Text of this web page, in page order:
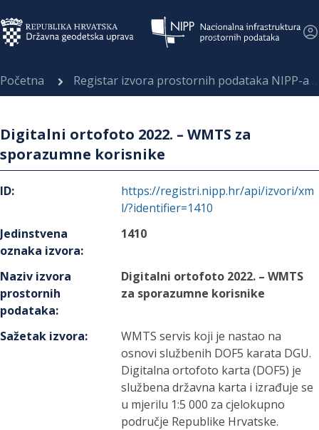
Početna Registar izvora prostornih podataka NIPP-a
Digitalni ortofoto 2022. – WMTS za
sporazumne korisnike
ID:
https://registri.nipp.hr/api/izvori/xm
l/?identifier=1410
Jedinstvena
oznaka izvora:
1410
Naziv izvora
prostornih
podataka:
Digitalni ortofoto 2022. – WMTS
za sporazumne korisnike
Sažetak izvora:
WMTS servis koji je nastao na
osnovi službenih DOF5 karata DGU.
Digitalna ortofoto karta (DOF5) je
službena državna karta i izrađuje se
u mjerilu 1:5 000 za cjelokupno
područje Republike Hrvatske.